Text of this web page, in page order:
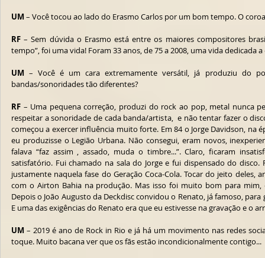
UM – Você tocou ao lado do Erasmo Carlos por um bom tempo. O
RF – Sem dúvida o Erasmo está entre os maiores compositores
tempo”, foi uma vida! Foram 33 anos, de 75 a 2008, uma vida dedicada a
UM – Você é um cara extremamente versátil, já produziu do
bandas/sonoridades tão diferentes?
RF – Uma pequena correção, produzi do rock ao pop, metal nunca
respeitar a sonoridade de cada banda/artista,  e não tentar fazer o
começou a exercer influência muito forte. Em 84 o Jorge Davidson, na
eu produzisse o Legião Urbana. Não consegui, eram novos,
falava “faz assim , assado, muda o timbre...”. Claro, ficaram
satisfatório. Fui chamado na sala do Jorge e fui dispensado do disco.
justamente naquela fase do Geração Coca-Cola. Tocar do jeito deles,
com o Airton Bahia na produção. Mas isso foi muito bom para
Depois o João Augusto da Deckdisc convidou o Renato, já famoso,
E uma das exigências do Renato era que eu estivesse na gravação e o
UM – 2019 é ano de Rock in Rio e já há um movimento nas redes
toque. Muito bacana ver que os fãs estão incondicionalmente contigo...